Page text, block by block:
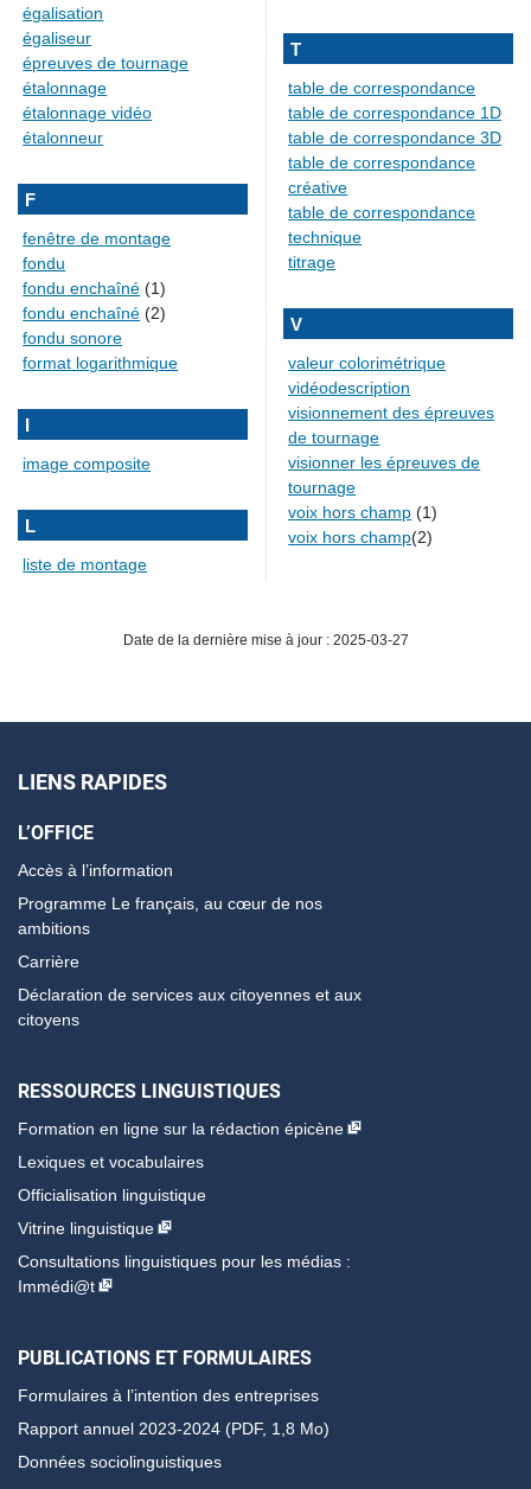
égalisation
égaliseur
épreuves de tournage
étalonnage
étalonnage vidéo
étalonneur
F
fenêtre de montage
fondu
fondu enchaîné (1)
fondu enchaîné (2)
fondu sonore
format logarithmique
I
image composite
L
liste de montage
T
table de correspondance
table de correspondance 1D
table de correspondance 3D
table de correspondance
créative
table de correspondance
technique
titrage
V
valeur colorimétrique
vidéodescription
visionnement des épreuves
de tournage
visionner les épreuves de
tournage
voix hors champ (1)
voix hors champ(2)
Date de la dernière mise à jour : 2025-03-27
LIENS RAPIDES
L’OFFICE
Accès à l’information
Programme Le français, au cœur de nos
ambitions
Carrière
Déclaration de services aux citoyennes et aux
citoyens
RESSOURCES LINGUISTIQUES
Formation en ligne sur la rédaction épicène
Lexiques et vocabulaires
Officialisation linguistique
Vitrine linguistique
Consultations linguistiques pour les médias :
Immédi@t
PUBLICATIONS ET FORMULAIRES
Formulaires à l’intention des entreprises
Rapport annuel 2023-2024 (PDF, 1,8 Mo)
Données sociolinguistiques